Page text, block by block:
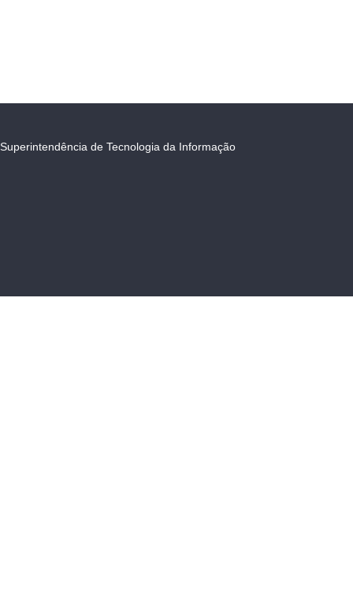
Superintendência de Tecnologia da Informação